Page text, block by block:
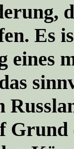
Es
eines